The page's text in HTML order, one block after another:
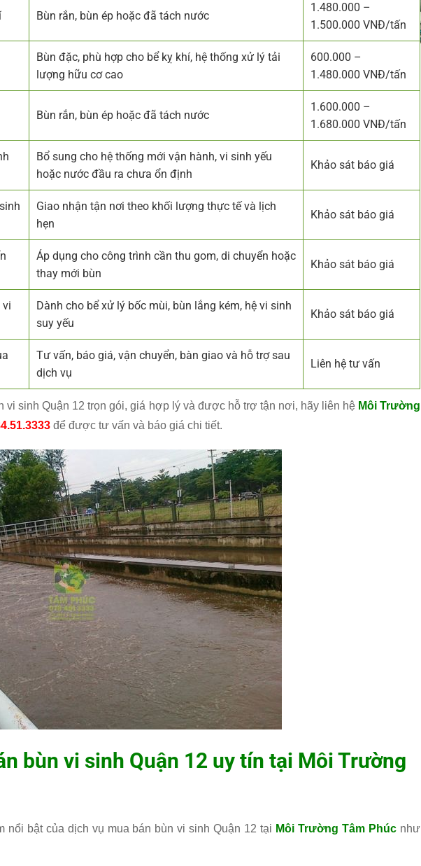
Bùn rắn, bùn ép hoặc đã tách nước
1.480.000 –
1.500.000 VNĐ/tấn
Bùn đặc, phù hợp cho bể kỵ khí, hệ thống xử lý tải
lượng hữu cơ cao
600.000 –
1.480.000 VNĐ/tấn
Bùn rắn, bùn ép hoặc đã tách nước
1.600.000 –
1.680.000 VNĐ/tấn
Bổ sung cho hệ thống mới vận hành, vi sinh yếu
hoặc nước đầu ra chưa ổn định
Khảo sát báo giá
Giao nhận tận nơi theo khối lượng thực tế và lịch
hẹn
Khảo sát báo giá
Áp dụng cho công trình cần thu gom, di chuyển hoặc
thay mới bùn
Khảo sát báo giá
vi
Dành cho bể xử lý bốc mùi, bùn lắng kém, hệ vi sinh
suy yếu
Khảo sát báo giá
Tư vấn, báo giá, vận chuyển, bàn giao và hỗ trợ sau
dịch vụ
Liên hệ tư vấn
vi sinh Quận 12 trọn gói, giá hợp lý và được hỗ trợ tận nơi, hãy liên hệ Môi Trường
để được tư vấn và báo giá chi tiết.
bùn vi sinh Quận 12 uy tín tại Môi Trường
bật của dịch vụ mua bán bùn vi sinh Quận 12 tại Môi Trường Tâm Phúc như